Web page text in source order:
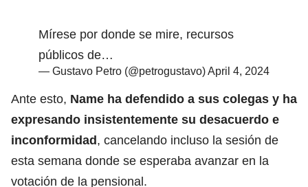
Mírese por donde se mire, recursos
públicos de…
— Gustavo Petro (@petrogustavo)April 4, 2024
Ante esto, Name ha defendido a sus colegas y ha
expresando insistentemente su desacuerdo e
inconformidad, cancelando incluso la sesión de
esta semana donde se esperaba avanzar en la
votación de la pensional.